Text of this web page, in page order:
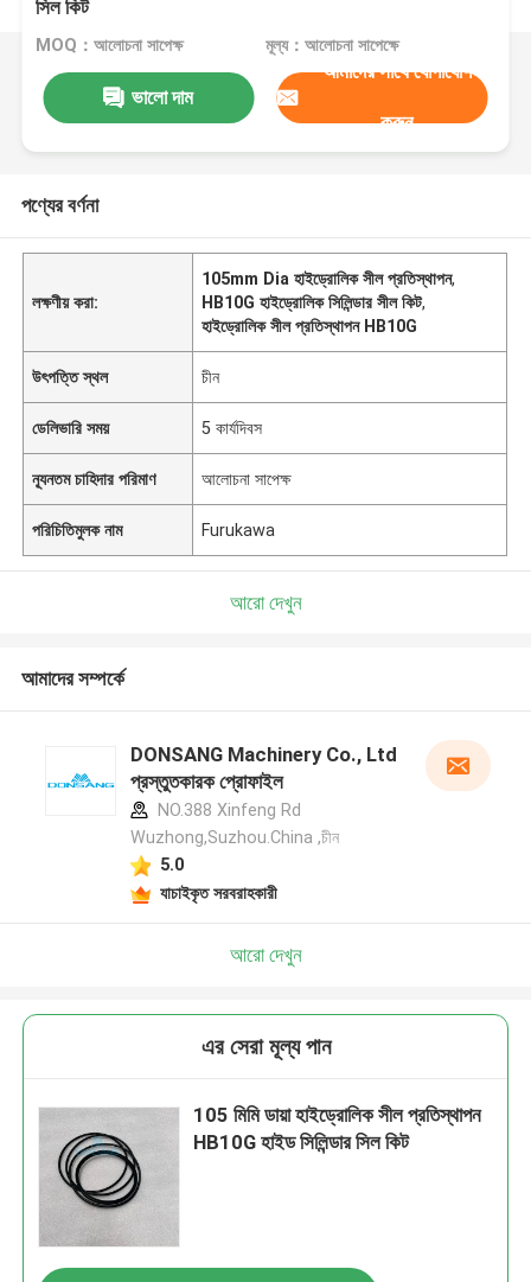
সিল কিট
MOQ：আলোচনা সাপেক্ষ মূল্য：আলোচনা সাপেক্ষে
ভালো দাম
আমাদের সাথে যোগাযোগ
করুন
পণ্যের বর্ণনা
লক্ষণীয় করা:
105mm Dia হাইড্রোলিক সীল প্রতিস্থাপন,
HB10G হাইড্রোলিক সিলিন্ডার সীল কিট,
হাইড্রোলিক সীল প্রতিস্থাপন HB10G
উৎপত্তি স্থল চীন
ডেলিভারি সময় 5 কার্যদিবস
ন্যূনতম চাহিদার পরিমাণ আলোচনা সাপেক্ষ
পরিচিতিমুলক নাম Furukawa
আরো দেখুন
আমাদের সম্পর্কে
DONSANG Machinery Co., Ltd
প্রস্তুতকারক প্রোফাইল
NO.388 Xinfeng Rd
Wuzhong,Suzhou.China ,চীন
5.0
যাচাইকৃত সরবরাহকারী
আরো দেখুন
এর সেরা মূল্য পান
105 মিমি ডায়া হাইড্রোলিক সীল প্রতিস্থাপন
HB10G হাইড সিলিন্ডার সিল কিট